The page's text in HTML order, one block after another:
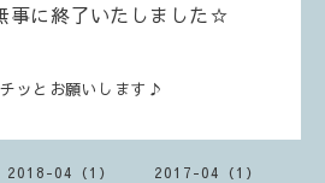
事に終了いたしました☆
ッとお願いします♪
2018-04（1） 2017-04（1）